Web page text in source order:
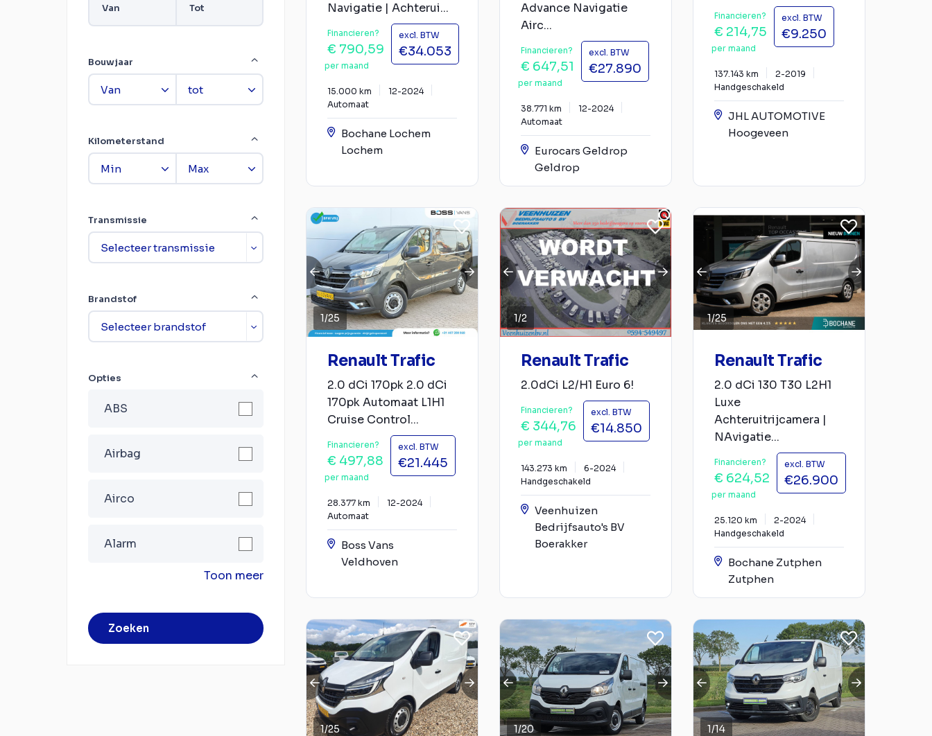
Van Tot
Bouwjaar
Kilometerstand
Transmissie
Brandstof
Opties
ABS
Airbag
Airco
Alarm
Toon meer
Zoeken
Navigatie | Achterui...
Financieren?
€ 790,59
per maand
excl. BTW
€34.053
15.000 km
12-2024
Automaat
Bochane Lochem
Lochem
Advance Navigatie
Airc...
Financieren?
€ 647,51
per maand
excl. BTW
€27.890
38.771 km
12-2024
Automaat
Eurocars Geldrop
Geldrop
Financieren?
€ 214,75
per maand
excl. BTW
€9.250
137.143 km
2-2019
Handgeschakeld
JHL AUTOMOTIVE
Hoogeveen
1/25
Renault Trafic
2.0 dCi 170pk 2.0 dCi
170pk Automaat L1H1
Cruise Control...
Financieren?
€ 497,88
per maand
excl. BTW
€21.445
28.377 km
12-2024
Automaat
Boss Vans
Veldhoven
1/2
Renault Trafic
2.0dCi L2/H1 Euro 6!
Financieren?
€ 344,76
per maand
excl. BTW
€14.850
143.273 km
6-2024
Handgeschakeld
Veenhuizen
Bedrijfsauto's BV
Boerakker
1/25
Renault Trafic
2.0 dCi 130 T30 L2H1
Luxe
Achteruitrijcamera |
NAvigatie...
Financieren?
€ 624,52
per maand
excl. BTW
€26.900
25.120 km
2-2024
Handgeschakeld
Bochane Zutphen
Zutphen
1/25 1/20 1/14